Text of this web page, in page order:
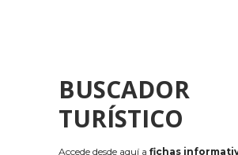
BUSCADOR
TURÍSTICO
Accede desde aquí a fichas